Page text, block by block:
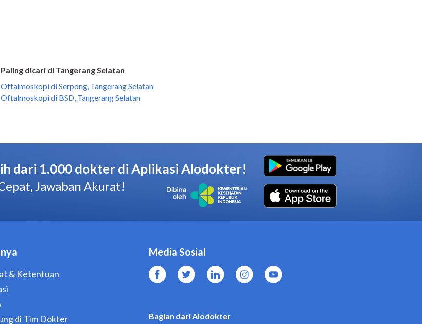
Paling dicari di Tangerang Selatan
Oftalmoskopi di Serpong, Tangerang Selatan
Oftalmoskopi di BSD, Tangerang Selatan